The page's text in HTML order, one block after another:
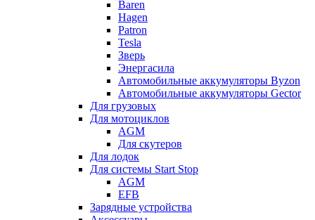
Baren
Hagen
Patron
Tesla
Зверь
Энергасила
Автомобильные аккумуляторы Byzon
Автомобильные аккумуляторы Gector
Для грузовых
Для мотоциклов
AGM
Для скутеров
Для лодок
Для системы Start Stop
AGM
EFB
Зарядные устройства